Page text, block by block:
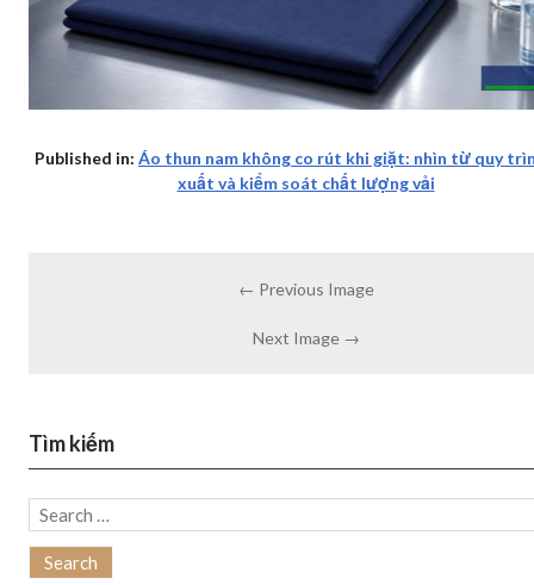
Published in: Áo thun nam không co rút khi giặt: nhìn từ quy
xuất và kiểm soát chất lượng vải
← Previous Image
Next Image →
Tìm kiếm
Search
for: